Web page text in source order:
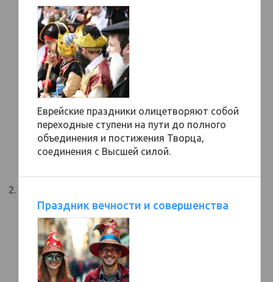
Еврейские праздники олицетворяют собой
переходные ступени на пути до полного
объединения и постижения Творца,
соединения с Высшей силой.
Праздник вечности и совершенства